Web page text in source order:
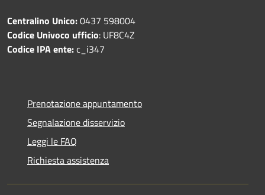
Centralino Unico:0437 598004
Codice Univoco ufficio: UF8C4Z
Codice IPA ente:c_i347
Prenotazione appuntamento
Segnalazione disservizio
Leggi le FAQ
Richiesta assistenza